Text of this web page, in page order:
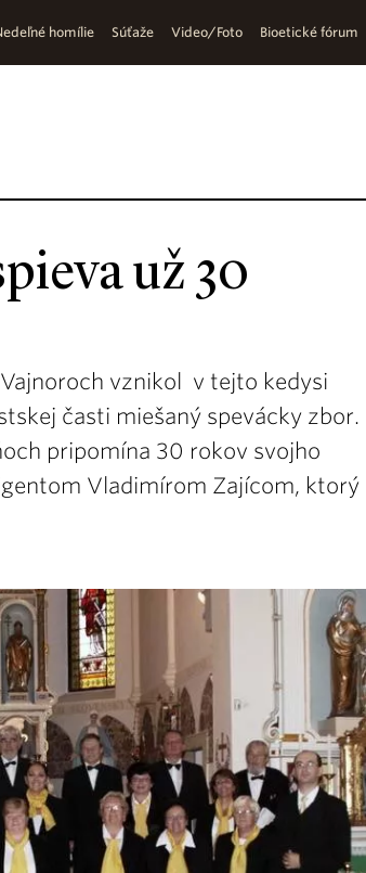
homílie Súťaže Video/Foto Bioetické fórum
už 30
Vajnoroch vznikol v tejto kedysi
časti miešaný spevácky zbor.
pripomína 30 rokov svojho
Vladimírom Zajícom, ktorý